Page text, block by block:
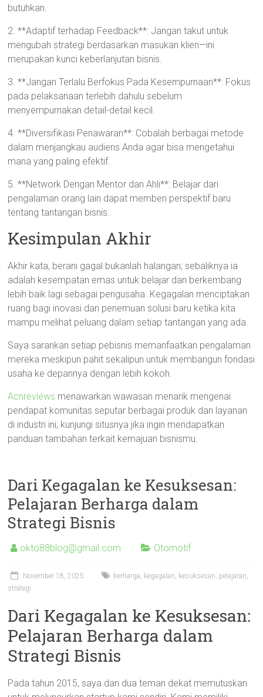
butuhkan.
2. **Adaptif terhadap Feedback**: Jangan takut untuk
mengubah strategi berdasarkan masukan klien—ini
merupakan kunci keberlanjutan bisnis.
3. **Jangan Terlalu Berfokus Pada Kesempurnaan**: Fokus
pada pelaksanaan terlebih dahulu sebelum
menyempurnakan detail-detail kecil.
4. **Diversifikasi Penawaran**: Cobalah berbagai metode
dalam menjangkau audiens Anda agar bisa mengetahui
mana yang paling efektif.
5. **Network Dengan Mentor dan Ahli**: Belajar dari
pengalaman orang lain dapat memberi perspektif baru
tentang tantangan bisnis.
Kesimpulan Akhir
Akhir kata, berani gagal bukanlah halangan; sebaliknya ia
adalah kesempatan emas untuk belajar dan berkembang
lebih baik lagi sebagai pengusaha. Kegagalan menciptakan
ruang bagi inovasi dan penemuan solusi baru ketika kita
mampu melihat peluang dalam setiap tantangan yang ada.
Saya sarankan setiap pebisnis memanfaatkan pengalaman
mereka meskipun pahit sekalipun untuk membangun fondasi
usaha ke depannya dengan lebih kokoh.
Acnreviews menawarkan wawasan menarik mengenai
pendapat komunitas seputar berbagai produk dan layanan
di industri ini; kunjungi situsnya jika ingin mendapatkan
panduan tambahan terkait kemajuan bisnismu.
Dari Kegagalan ke Kesuksesan:
Pelajaran Berharga dalam
Strategi Bisnis
okto88blog@gmail.com Otomotif
November 18, 2025 berharga, kegagalan, kesuksesan, pelajaran,
strategi
Dari Kegagalan ke Kesuksesan:
Pelajaran Berharga dalam
Strategi Bisnis
Pada tahun 2015, saya dan dua teman dekat memutuskan